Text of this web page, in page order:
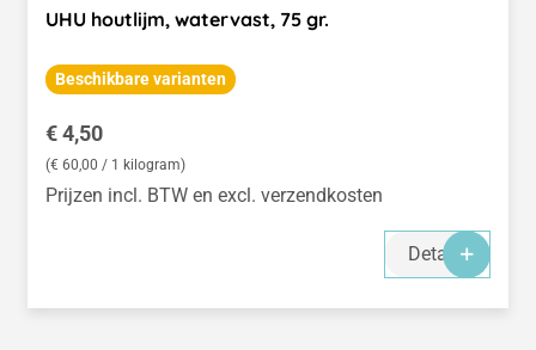
UHU houtlijm, watervast, 75 gr.
Beschikbare varianten
Normale prijs:
€ 4,50
(€ 60,00 / 1 kilogram)
Prijzen incl. BTW en excl. verzendkosten
Details